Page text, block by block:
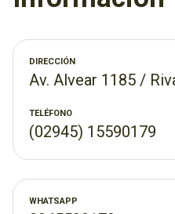
productos!
DIRECCIÓN
Av. Alvear 1185 /
TELÉFONO
(02945) 15590179
WHATSAPP